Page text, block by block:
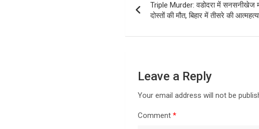
navigation
Triple Murder: वडोदरा में सनसनीखेज
दोस्तों की मौत, बिहार में तीसरे की
Leave a Reply
Your email address will not be
Comment*